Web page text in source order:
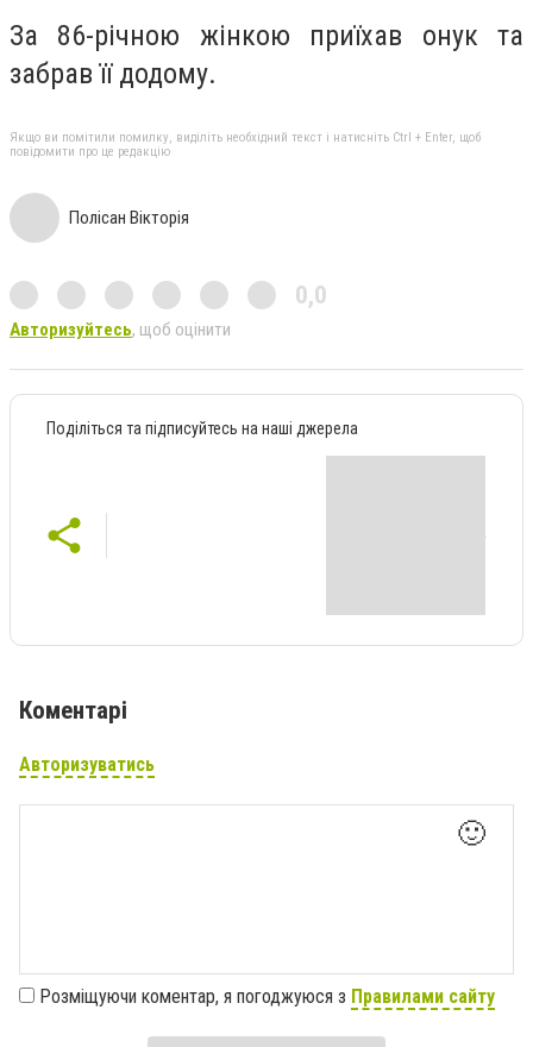
За 86-річною жінкою приїхав онук та
забрав її додому.
Якщо ви помітили помилку, виділіть необхідний текст і натисніть Ctrl + Enter, щоб
повідомити про це редакцію
Полісан Вікторія
0,0
Авторизуйтесь, щоб оцінити
Поділіться та підписуйтесь на наші джерела
Коментарі
Авторизуватись
🙂
Розміщуючи коментар, я погоджуюся з Правилами сайту